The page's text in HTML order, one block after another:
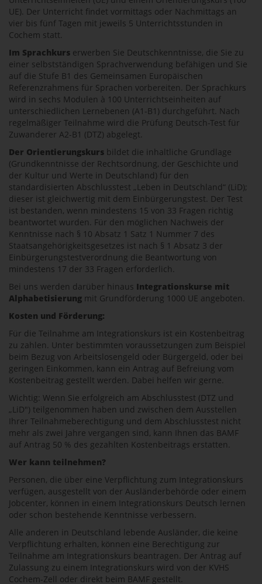
UE). Der Unterricht findet vormittags oder Nachmittags an
vier bis fünf Tagen mit jeweils 5 Unterrichtsstunden in
Cochem statt.
Im Sprachkurs erwerben Sie Deutschkenntnisse, die Sie zu
einer selbstständigen Sprachverwendung befähigen und Sie
auf die Stufe B1 des Gemeinsamen Europäischen
Referenzrahmens für Sprachen vorbereiten. Der Sprachkurs
wird in sechs Modulen à 100 Unterrichtseinheiten auf
unterschiedlichen Lernebenen (A1-B1) durchgeführt. Nach
regelmäßiger Teilnahme wird die Prüfung Deutsch-Test für
Zuwanderer A2-B1 (DTZ) abgelegt.
Der Orientierungskurs bildet die inhaltliche Grundlage
(Grundkenntnisse der Rechtsordnung, der Geschichte und
der Kultur und Werte in Deutschland) für den
standardisierten Abschlusstest „Leben in Deutschland“ (LiD);
dieser ist gleichwertig mit dem Einbürgerungstest. Der Test
ist bestanden, wenn mindestens 15 von 33 Fragen richtig
beantwortet wurden. Für den möglichen Nachweis der
Kenntnisse nach § 10 Absatz 1 Satz 1 Nummer 7 des
Staatsangehörigkeitsgesetzes ist nach § 1 Absatz 3 der
Einbürgerungstestverordnung die Beantwortung von
mindestens 17 der 33 Fragen erforderlich.
Bei uns werden darüber hinaus Integrationskurse mit
Alphabetisierung mit Grundförderung 1000 UE angeboten.
Kosten und Förderung:
Für die Teilnahme am Integrationskurs ist ein Kostenbeitrag
zu zahlen. Unter bestimmten voraussetzungen zum Beispiel
beim Bezug von Arbeitslosengeld oder Bürgergeld, oder bei
geringen Einkommen, kann ein Antrag auf Befreiung vom
Kostenbeitrag gestellt werden. Dabei helfen wir gerne.
Wichtig: Wenn Sie erfolgreich am Abschlusstest (DTZ und
„LiD") teilgenommen haben und zwischen dem Ausstellen
Ihrer Teilnahmeberechtigung und dem Abschlusstest nicht
mehr als zwei Jahre vergangen sind, kann Ihnen das BAMF
auf Antrag 50 % des gezahlten Kostenbeitrags erstatten.
Wer kann teilnehmen?
Personen, die über eine Verpflichtung zum Integrationskurs
verfügen, ausgestellt von der Ausländerbehörde oder einem
Jobcenter, können in einem Integrationskurs Deutsch lernen
oder schon bestehende Kenntnisse verbessern.
Alle anderen in Deutschland lebende Ausländer, die keine
Verpflichtung erhalten, können eine Berechtigung zur
Teilnahme am Integrationskurs beantragen. Der Antrag auf
Zulassung zu einem Integrationskurs wird von der KVHS
Cochem-Zell oder direkt beim BAMF gestellt.